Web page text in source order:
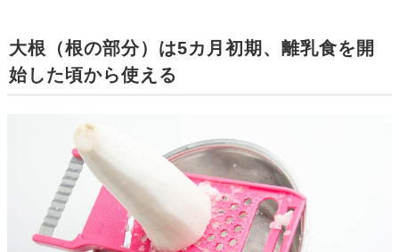
大根（根の部分）は5カ月初期、離乳食を開
始した頃から使える